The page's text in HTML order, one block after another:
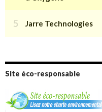
Site éco-responsable